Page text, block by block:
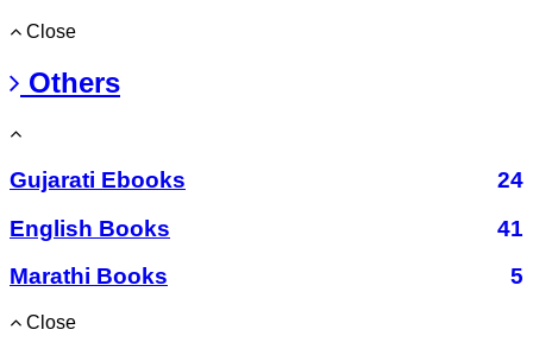
Close
Others
Gujarati Ebooks
24
English Books
41
Marathi Books
5
Close